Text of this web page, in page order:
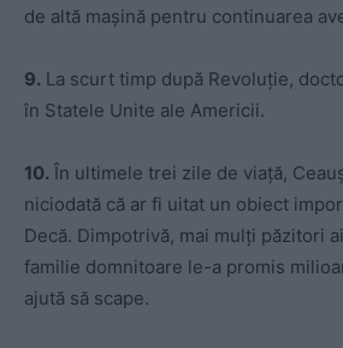
de altă maşină pentru continuarea
9. La scurt timp după Revoluţie,
în Statele Unite ale Americii.
10. În ultimele trei zile de viaţă,
niciodată că ar fi uitat un obiect
Decă. Dimpotrivă, mai mulţi păzitori
familie domnitoare le-a promis
ajută să scape.